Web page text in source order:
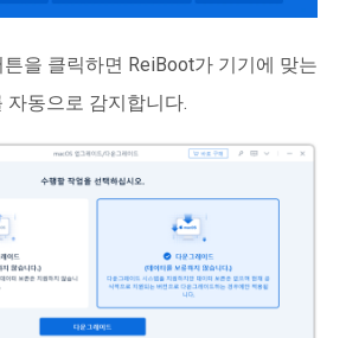
을 클릭하면 ReiBoot가 기기에 맞는
자동으로 감지합니다.